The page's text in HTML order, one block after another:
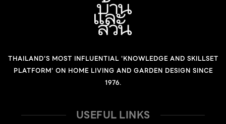
คุณพิมพ์ประไพ พิศาลบุตร ที่กล่าวถึงกษัตริย์ Friedrich
August Iเจ้าผู้ครองแคว้นแซกโซนี […]
THAILAND'S MOST INFLUENTIAL 'KNOWLEDGE AND SKILLSET
PLATFORM' ON HOME LIVING AND GARDEN DESIGN SINCE
1976.
USEFUL LINKS